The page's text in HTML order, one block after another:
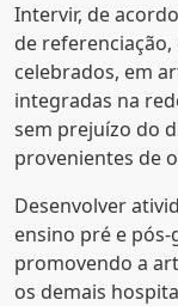
Intervir, de
de
celebrados, em
integradas na
sem prejuízo do
provenientes de
Desenvolver
ensino pré e
promovendo a
os demais